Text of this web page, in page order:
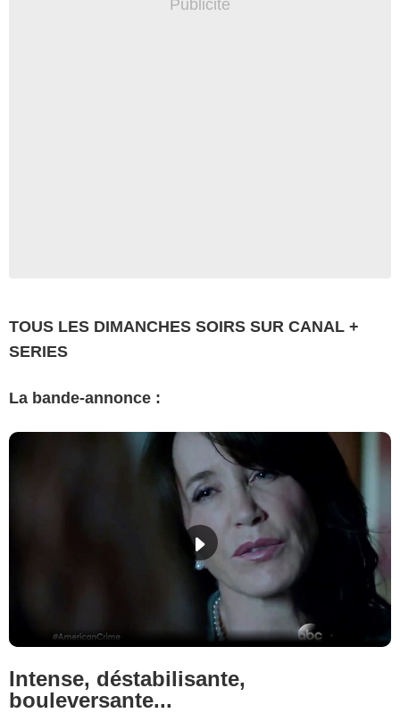
TOUS LES DIMANCHES SOIRS SUR CANAL +
SERIES
La bande-annonce :
Intense, déstabilisante,
bouleversante...